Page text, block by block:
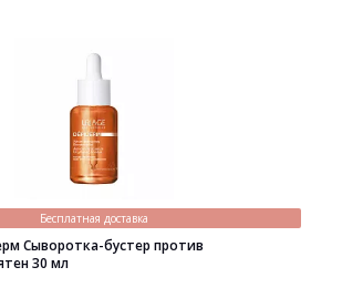
Бесплатная доставка
Сыворотка-бустер против
30 мл